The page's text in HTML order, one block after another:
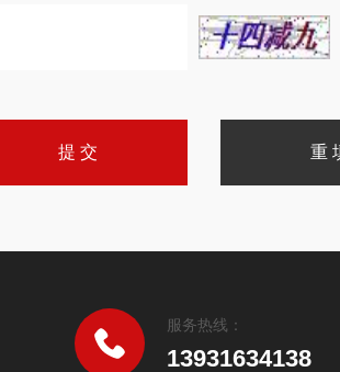
服务热线：
13931634138